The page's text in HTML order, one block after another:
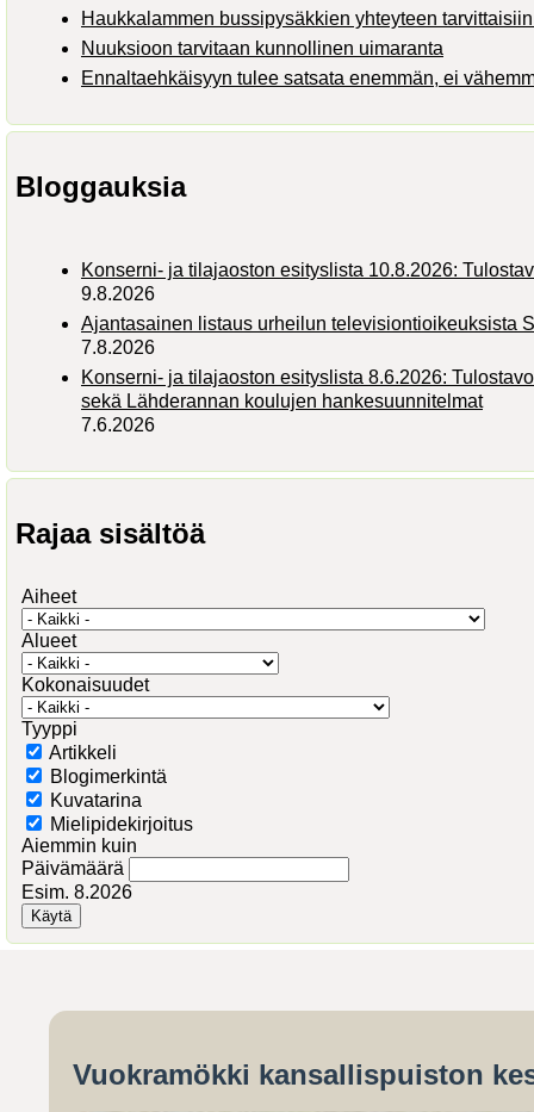
Haukkalammen bussipysäkkien yhteyteen
Nuuksioon tarvitaan kunnollinen uimaranta
Ennaltaehkäisyyn tulee satsata enemmän, ei
Bloggauksia
Konserni- ja tilajaoston esityslista 10.8.2026:
9.8.2026
Ajantasainen listaus urheilun televisiontioikeuksista
7.8.2026
Konserni- ja tilajaoston esityslista 8.6.2026:
sekä Lähderannan koulujen hankesuunnitelmat
7.6.2026
Rajaa sisältöä
Aiheet
Alueet
Kokonaisuudet
Tyyppi
Artikkeli
Blogimerkintä
Kuvatarina
Mielipidekirjoitus
Aiemmin kuin
Päivämäärä
Esim. 8.2026
Vuokramökki kansallispuiston